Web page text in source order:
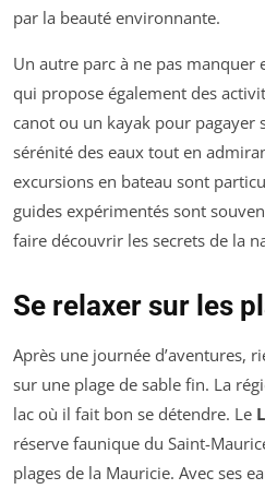
par la beauté environnante.
Un autre parc à ne pas manquer
qui propose également des
canot ou un kayak pour pagayer
sérénité des eaux tout en
excursions en bateau sont
guides expérimentés sont
faire découvrir les secrets de la
Se relaxer sur les
Après une journée d’aventures,
sur une plage de sable fin. La
lac où il fait bon se détendre. Le
réserve faunique du Saint-
plages de la Mauricie. Avec ses